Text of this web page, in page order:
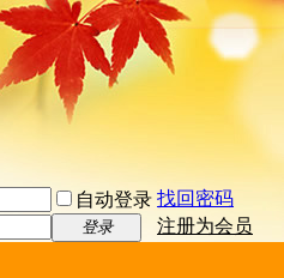
自动登录 找回密码
登录
注册为会员